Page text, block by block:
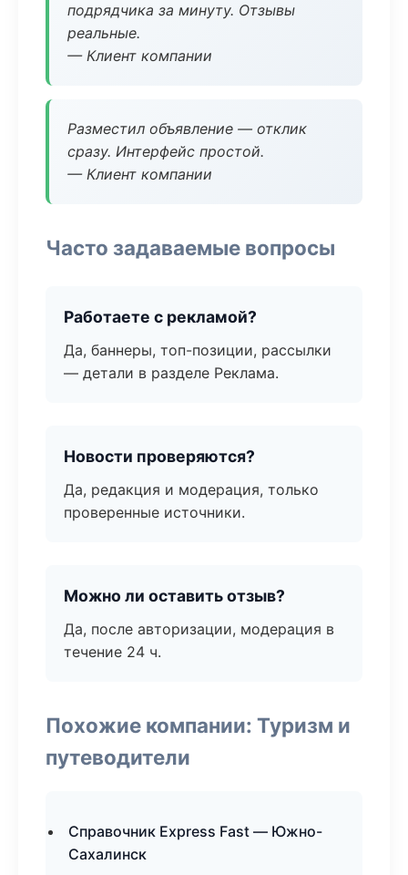
подрядчика за минуту. Отзывы
реальные.
— Клиент компании
Разместил объявление — отклик
сразу. Интерфейс простой.
— Клиент компании
Часто задаваемые вопросы
Работаете с рекламой?
Да, баннеры, топ-позиции, рассылки
— детали в разделе Реклама.
Новости проверяются?
Да, редакция и модерация, только
проверенные источники.
Можно ли оставить отзыв?
Да, после авторизации, модерация в
течение 24 ч.
Похожие компании: Туризм и
путеводители
Справочник Express Fast — Южно-
Сахалинск